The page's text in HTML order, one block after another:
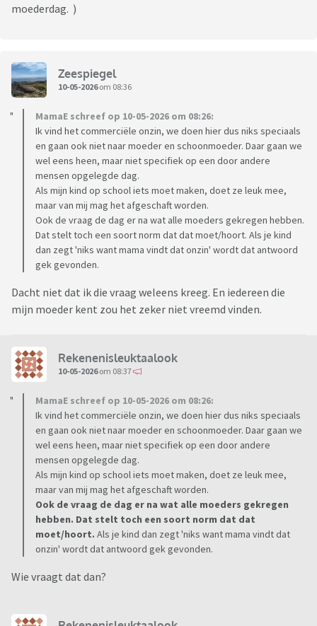
moederdag. )
Zeespiegel
10-05-2026om 08:36
MamaE schreef op 10-05-2026 om 08:26:
Ik vind het commerciële onzin, we doen hier dus niks speciaals
en gaan ook niet naar moeder en schoonmoeder. Daar gaan we
wel eens heen, maar niet specifiek op een door andere
mensen opgelegde dag.
Als mijn kind op school iets moet maken, doet ze leuk mee,
maar van mij mag het afgeschaft worden.
Ook de vraag de dag er na wat alle moeders gekregen hebben.
Dat stelt toch een soort norm dat dat moet/hoort. Als je kind
dan zegt 'niks want mama vindt dat onzin' wordt dat antwoord
gek gevonden.
Dacht niet dat ik die vraag weleens kreeg. En iedereen die
mijn moeder kent zou het zeker niet vreemd vinden.
Rekenenisleuktaalook
10-05-2026om 08:37
MamaE schreef op 10-05-2026 om 08:26:
Ik vind het commerciële onzin, we doen hier dus niks speciaals
en gaan ook niet naar moeder en schoonmoeder. Daar gaan we
wel eens heen, maar niet specifiek op een door andere
mensen opgelegde dag.
Als mijn kind op school iets moet maken, doet ze leuk mee,
maar van mij mag het afgeschaft worden.
Ook de vraag de dag er na wat alle moeders gekregen
hebben. Dat stelt toch een soort norm dat dat
moet/hoort. Als je kind dan zegt 'niks want mama vindt dat
onzin' wordt dat antwoord gek gevonden.
Wie vraagt dat dan?